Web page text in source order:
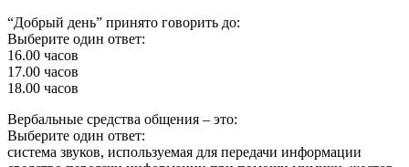
“Добрый день” принято говорить до:
Выберите один ответ:
16.00 часов
17.00 часов
18.00 часов
Вербальные средства общения – это:
Выберите один ответ:
система звуков, используемая для передачи информации